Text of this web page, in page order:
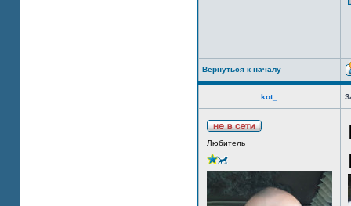
Вернуться к началу
kot_
Любитель